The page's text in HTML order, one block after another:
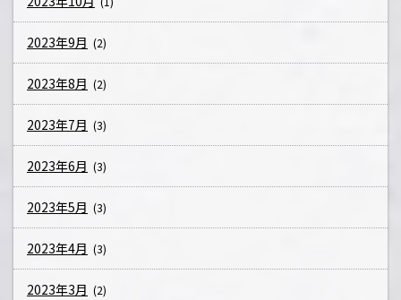
2023年9月 (2)
2023年8月 (2)
2023年7月 (3)
2023年6月 (3)
2023年5月 (3)
2023年4月 (3)
2023年3月 (2)